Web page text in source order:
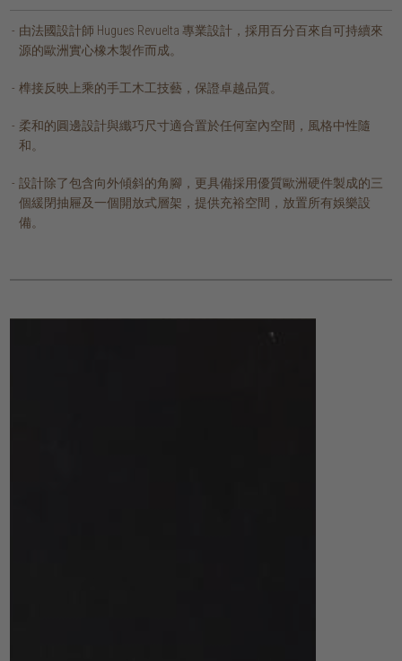
由法國設計師 Hugues Revuelta 專業設計，採用百分百來自可持續來
源的歐洲實心橡木製作而成。
榫接反映上乘的手工木工技藝，保證卓越品質。
柔和的圓邊設計與纖巧尺寸適合置於任何室內空間，風格中性隨
和。
設計除了包含向外傾斜的角腳，更具備採用優質歐洲硬件製成的三
個緩閉抽屜及一個開放式層架，提供充裕空間，放置所有娛樂設
備。